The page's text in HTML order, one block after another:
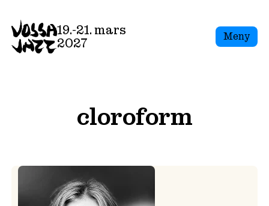
to
content
19.-21. mars
2027
Meny
cloroform